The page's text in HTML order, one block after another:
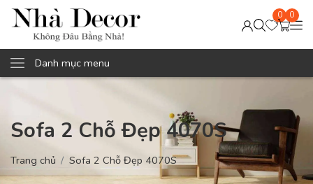
0 0
Danh mục menu
Sofa 2 Chỗ Đẹp 4070S
Trang chủ Sofa 2 Chỗ Đẹp 4070S